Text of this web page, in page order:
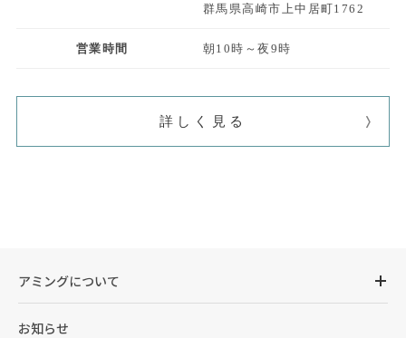
群馬県高崎市上中居町1762
営業時間 朝10時～夜9時
詳しく見る
アミングについて
お知らせ